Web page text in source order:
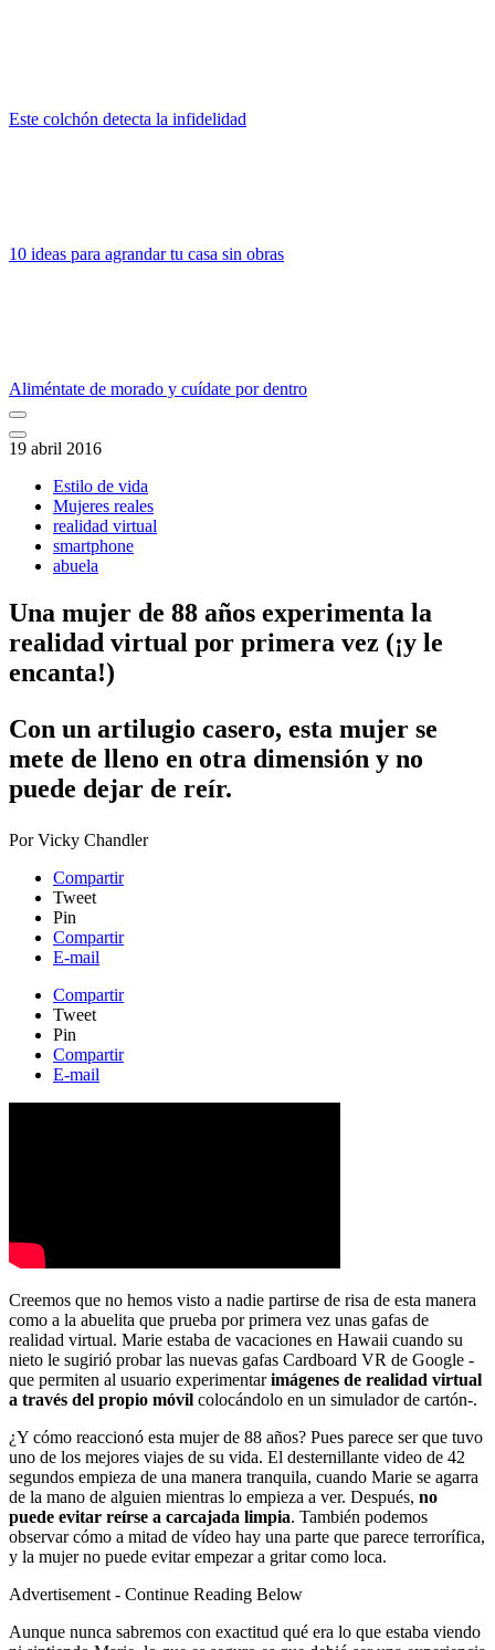
Este colchón detecta la infidelidad
10 ideas para agrandar tu casa sin obras
Aliméntate de morado y cuídate por dentro
19 abril 2016
Estilo de vida
Mujeres reales
realidad virtual
smartphone
abuela
Una mujer de 88 años experimenta la
realidad virtual por primera vez (¡y le
encanta!)
Con un artilugio casero, esta mujer se
mete de lleno en otra dimensión y no
puede dejar de reír.​
PorVicky Chandler
Compartir
Tweet
Pin
Compartir
E-mail
Compartir
Tweet
Pin
Compartir
E-mail
Creemos que no hemos visto a nadie partirse de risa de esta manera
como a la abuelita que prueba por primera vez unas gafas de
realidad virtual. Marie estaba de vacaciones en Hawaii cuando su
nieto le sugirió probar las nuevas gafas Cardboard VR de Google -
que permiten al usuario experimentarimágenes de realidad virtual
a través del propio móvil colocándolo en un simulador de cartón-.
¿Y cómo reaccionó esta mujer de 88 años? Pues parece ser que tuvo
uno de los mejores viajes de su vida. El desternillante video de 42
segundos empieza de una manera tranquila, cuando Marie se agarra
de la mano de alguien mientras lo empieza a ver. Después, no
puede evitar reírse a carcajada limpia. También podemos
observar cómo a mitad de vídeo hay una parte que parece terrorífica,
y la mujer no puede evitar empezar a gritar como loca.
Advertisement - Continue Reading Below
Aunque nunca sabremos con exactitud qué era lo que estaba viendo